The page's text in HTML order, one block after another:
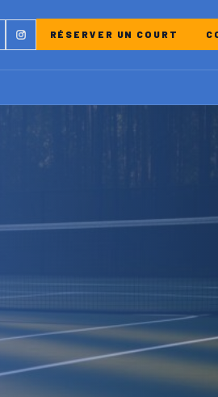
InstagramRÉSERVER UN COURT